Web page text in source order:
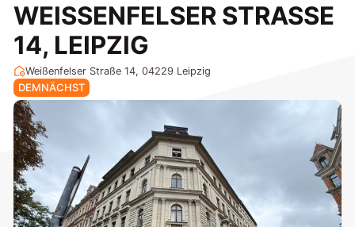
WEISSENFELSER STRASSE 14
, LEIPZIG
Weißenfelser Straße 14, 04229 Leipzig
DEMNÄCHST